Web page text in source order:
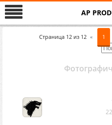
AP
Страница 12из 12 « 1